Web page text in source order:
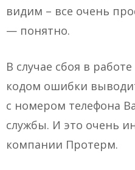
видим – все очень
— понятно.
В случае сбоя в
кодом ошибки
с номером телефона
службы. И это очень
компании Протерм.